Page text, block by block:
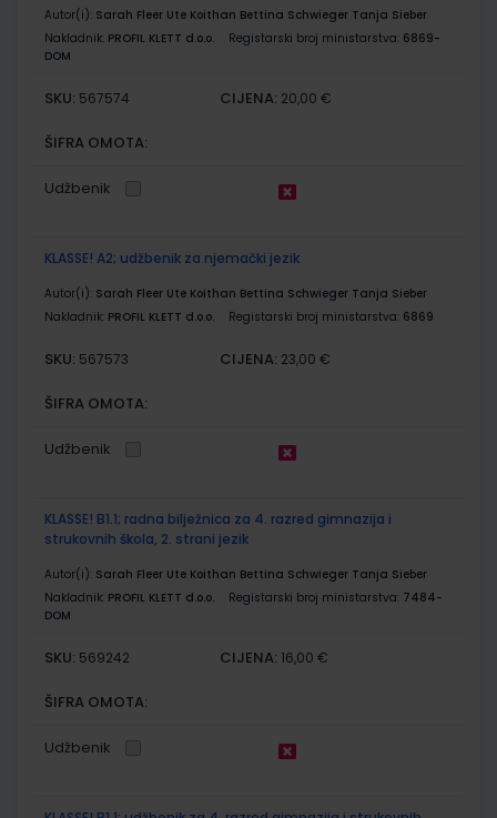
Autor(i): Sarah Fleer Ute Koithan Bettina Schwieger Tanja Sieber
Nakladnik: PROFIL KLETT d.o.o. Registarski broj ministarstva: 6869-
DOM
SKU: 567574 CIJENA: 20,00 €
ŠIFRA OMOTA:
Udžbenik
KLASSE! A2; udžbenik za njemački jezik
Autor(i): Sarah Fleer Ute Koithan Bettina Schwieger Tanja Sieber
Nakladnik: PROFIL KLETT d.o.o. Registarski broj ministarstva: 6869
SKU: 567573 CIJENA: 23,00 €
ŠIFRA OMOTA:
Udžbenik
KLASSE! B1.1; radna bilježnica za 4. razred gimnazija i
strukovnih škola, 2. strani jezik
Autor(i): Sarah Fleer Ute Koithan Bettina Schwieger Tanja Sieber
Nakladnik: PROFIL KLETT d.o.o. Registarski broj ministarstva: 7484-
DOM
SKU: 569242 CIJENA: 16,00 €
ŠIFRA OMOTA:
Udžbenik